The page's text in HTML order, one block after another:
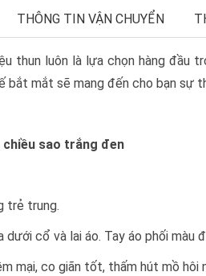
THÔNG TIN VẬN CHUYỂN
thun luôn là lựa chọn hàng đầu
bắt mắt sẽ mang đến cho bạn sự
chiều sao trắng đen
trẻ trung.
cổ và lai áo. Tay áo phối màu
mại, co giãn tốt, thấm hút mồ hôi